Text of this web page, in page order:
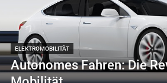
ELEKTROMOBILITÄT
Autonomes Fahren: Die